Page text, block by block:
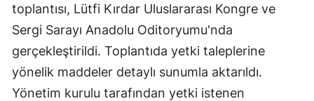
Erzincan
Erzurum
Eskişehir
toplantısı, Lütfi Kırdar Uluslararası Kongre ve
Sergi Sarayı Anadolu Oditoryumu'nda
gerçekleştirildi. Toplantıda yetki taleplerine
yönelik maddeler detaylı sunumla aktarıldı.
Yönetim kurulu tarafından yetki istenen